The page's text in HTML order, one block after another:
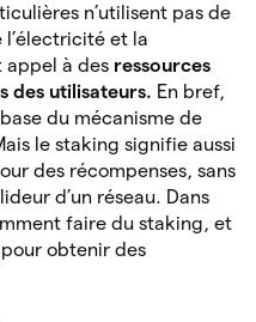
n’utilisent pas de
l’électricité et la
appel à des ressources
des utilisateurs. En bref,
du mécanisme de
le staking signifie aussi
des récompenses, sans
d’un réseau. Dans
faire du staking, et
obtenir des